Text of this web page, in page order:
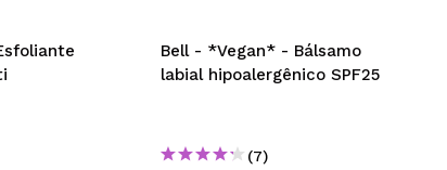
Bell - *Vegan* - Bálsamo
labial hipoalergênico SPF25
(7)